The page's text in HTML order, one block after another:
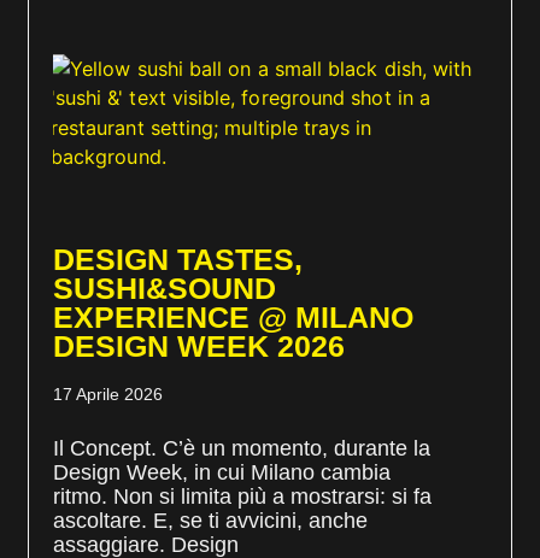
DESIGN TASTES,
SUSHI&SOUND
EXPERIENCE @ MILANO
DESIGN WEEK 2026
17 Aprile 2026
Il Concept. C’è un momento, durante la
Design Week, in cui Milano cambia
ritmo. Non si limita più a mostrarsi: si fa
ascoltare. E, se ti avvicini, anche
assaggiare. Design